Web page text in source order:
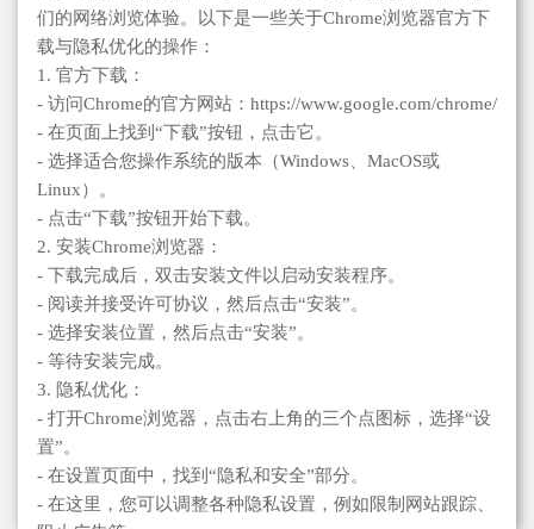
们的网络浏览体验。以下是一些关于Chrome浏览器官方下
载与隐私优化的操作：
1. 官方下载：
- 访问Chrome的官方网站：https://www.google.com/chrome/
- 在页面上找到“下载”按钮，点击它。
- 选择适合您操作系统的版本（Windows、MacOS或
Linux）。
- 点击“下载”按钮开始下载。
2. 安装Chrome浏览器：
- 下载完成后，双击安装文件以启动安装程序。
- 阅读并接受许可协议，然后点击“安装”。
- 选择安装位置，然后点击“安装”。
- 等待安装完成。
3. 隐私优化：
- 打开Chrome浏览器，点击右上角的三个点图标，选择“设
置”。
- 在设置页面中，找到“隐私和安全”部分。
- 在这里，您可以调整各种隐私设置，例如限制网站跟踪、